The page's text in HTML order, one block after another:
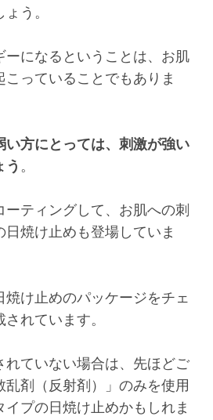
う。
ーになるということは、お肌
っていることでもありま
い方にとっては、刺激が強い
う 。
ティングして、お肌への刺
焼け止めも登場していま
け止めのパッケージをチェ
れています。
れていない場合は、先ほどご
剤（反射剤）」のみを使用
イプの日焼け止めかもしれま